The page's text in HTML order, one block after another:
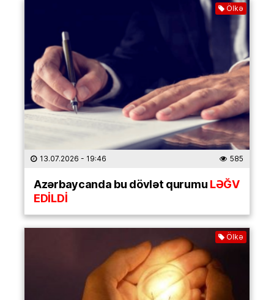
Ölkə
13.07.2026 - 19:46 585
Azərbaycanda bu dövlət qurumuLƏĞV
EDİLDİ
Ölkə